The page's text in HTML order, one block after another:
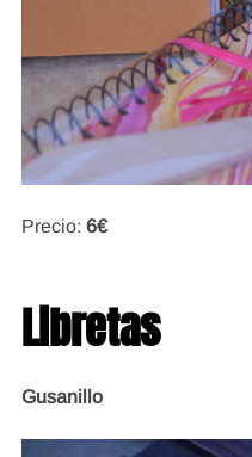
Precio: 6€
Libretas
Gusanillo